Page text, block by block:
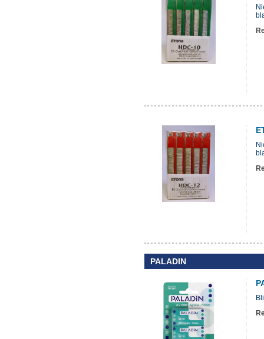
PALADIN